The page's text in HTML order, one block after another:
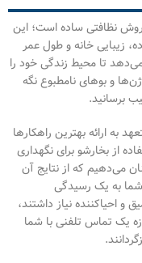
نظافتی ساده است؛ این
زیبایی خانه و طول عمر
تا محیط زندگی خود را
و بوهای نامطبوع نگه
برسانید.
به ارائه بهترین راهکارها
از بخارشو برای نگهداری
می‌دهیم که از نتایج آن
به یک رسیدگی
احیاکننده نیاز داشتند،
یک تماس تلفنی با شما